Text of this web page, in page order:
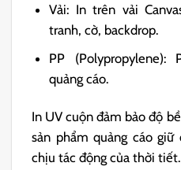
Vải: In trên vải
tranh, cờ, backdrop.
PP (Polypropylene):
quảng cáo.
In UV cuộn đảm bảo độ
sản phẩm quảng cáo
chịu tác động của thời tiết.